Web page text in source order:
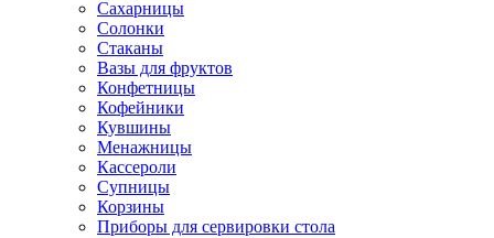
Сахарницы
Солонки
Стаканы
Вазы для фруктов
Конфетницы
Кофейники
Кувшины
Менажницы
Кассероли
Супницы
Корзины
Приборы для сервировки стола